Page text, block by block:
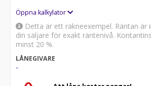
Öppna kalkylator
Detta är ett räkneexempel. Räntan är
din säljare för exakt räntenivå.
minst 20 %.
LÅNEGIVARE
-